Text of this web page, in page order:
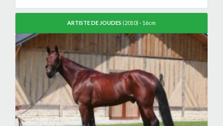
ARTISTE DE JOUDES (2010) - 16cm